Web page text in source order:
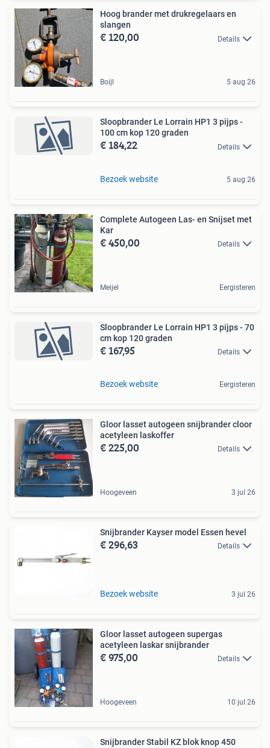
Hoog brander met drukregelaars en
slangen
€ 120,00 Details
Boijl 5 aug 26
Sloopbrander Le Lorrain HP1 3 pijps -
100 cm kop 120 graden
€ 184,22 Details
Bezoek website 5 aug 26
Complete Autogeen Las- en Snijset met
Kar
€ 450,00 Details
Meijel Eergisteren
Sloopbrander Le Lorrain HP1 3 pijps - 70
cm kop 120 graden
€ 167,95 Details
Bezoek website Eergisteren
Gloor lasset autogeen snijbrander cloor
acetyleen laskoffer
€ 225,00 Details
Hoogeveen 3 jul 26
Snijbrander Kayser model Essen hevel
€ 296,63 Details
Bezoek website 3 jul 26
Gloor lasset autogeen supergas
acetyleen laskar snijbrander
€ 975,00 Details
Hoogeveen 10 jul 26
Snijbrander Stabil KZ blok knop 450